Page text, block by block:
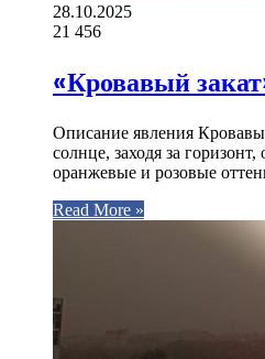
28.10.2025
21 456
«Кровавый
Описание явления
солнце, заходя за
оранжевые и розовые
Read More »